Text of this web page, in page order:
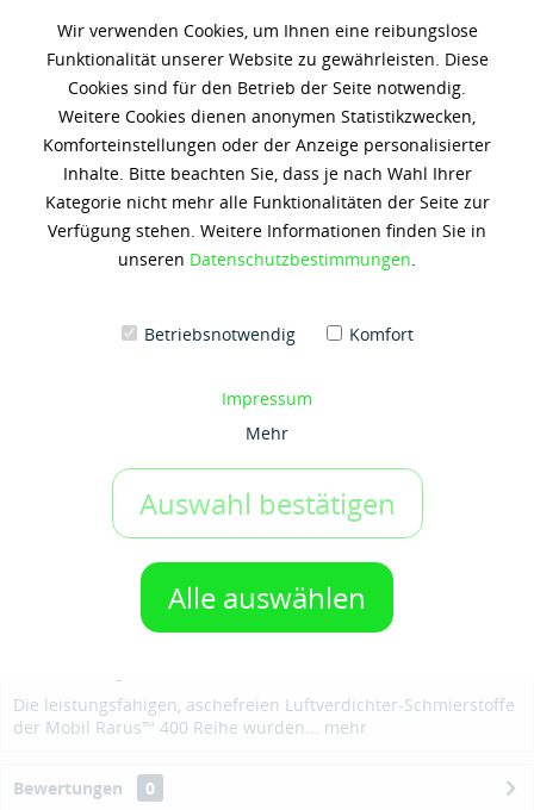
Wir verwenden Cookies, um Ihnen eine reibungslose
Funktionalität unserer Website zu gewährleisten. Diese
Cookies sind für den Betrieb der Seite notwendig.
Weitere Cookies dienen anonymen Statistikzwecken,
Komforteinstellungen oder der Anzeige personalisierter
Inhalte. Bitte beachten Sie, dass je nach Wahl Ihrer
Kategorie nicht mehr alle Funktionalitäten der Seite zur
Verfügung stehen. Weitere Informationen finden Sie in
unseren Datenschutzbestimmungen.
Betriebsnotwendig Komfort
Impressum
Mehr
Auswahl bestätigen
Alle auswählen
MOBIL RARUS 424
142,16 € * (7,11 € / 1 Liter)
Inhalt: 20 Liter
x5060
IN DEN WARENKORB
Auf den Merkzettel
Die leistungsfähigen, aschefreien Luftverdichter-Schmierstoffe
der Mobil Rarus™ 400 Reihe wurden... mehr
Bewertungen
0